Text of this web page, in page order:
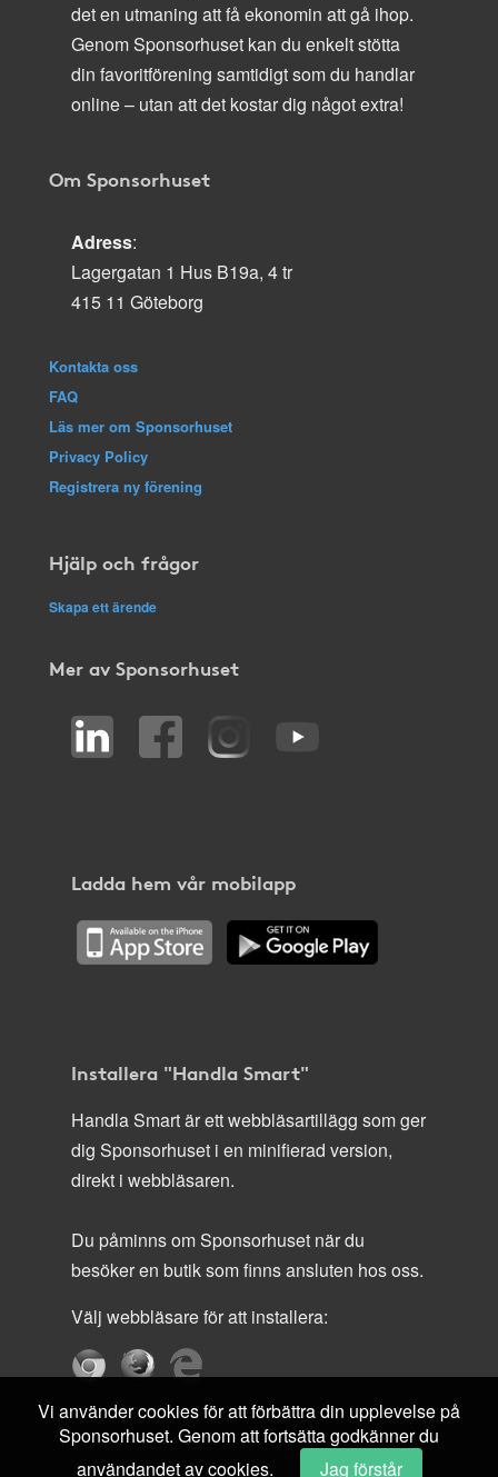
det en utmaning att få ekonomin att gå ihop.
Genom Sponsorhuset kan du enkelt stötta
din favoritförening samtidigt som du handlar
online – utan att det kostar dig något extra!
Om Sponsorhuset
Adress:
Lagergatan 1 Hus B19a, 4 tr
415 11 Göteborg
Kontakta oss
FAQ
Läs mer om Sponsorhuset
Privacy Policy
Registrera ny förening
Hjälp och frågor
Skapa ett ärende
Mer av Sponsorhuset
Ladda hem vår mobilapp
Installera "Handla Smart"
Handla Smart är ett webbläsartillägg som ger
dig Sponsorhuset i en minifierad version,
direkt i webbläsaren.
Du påminns om Sponsorhuset när du
besöker en butik som finns ansluten hos oss.
Välj webbläsare för att installera:
Vi använder cookies för att förbättra din upplevelse på
Sponsorhuset. Genom att fortsätta godkänner du
användandet av cookies.
Jag förstår